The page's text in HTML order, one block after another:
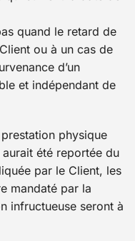
quand le retard de
ou à un cas de
d’un
et indépendant de
prestation physique
aurait été reportée du
par le Client, les
mandaté par la
infructueuse seront à